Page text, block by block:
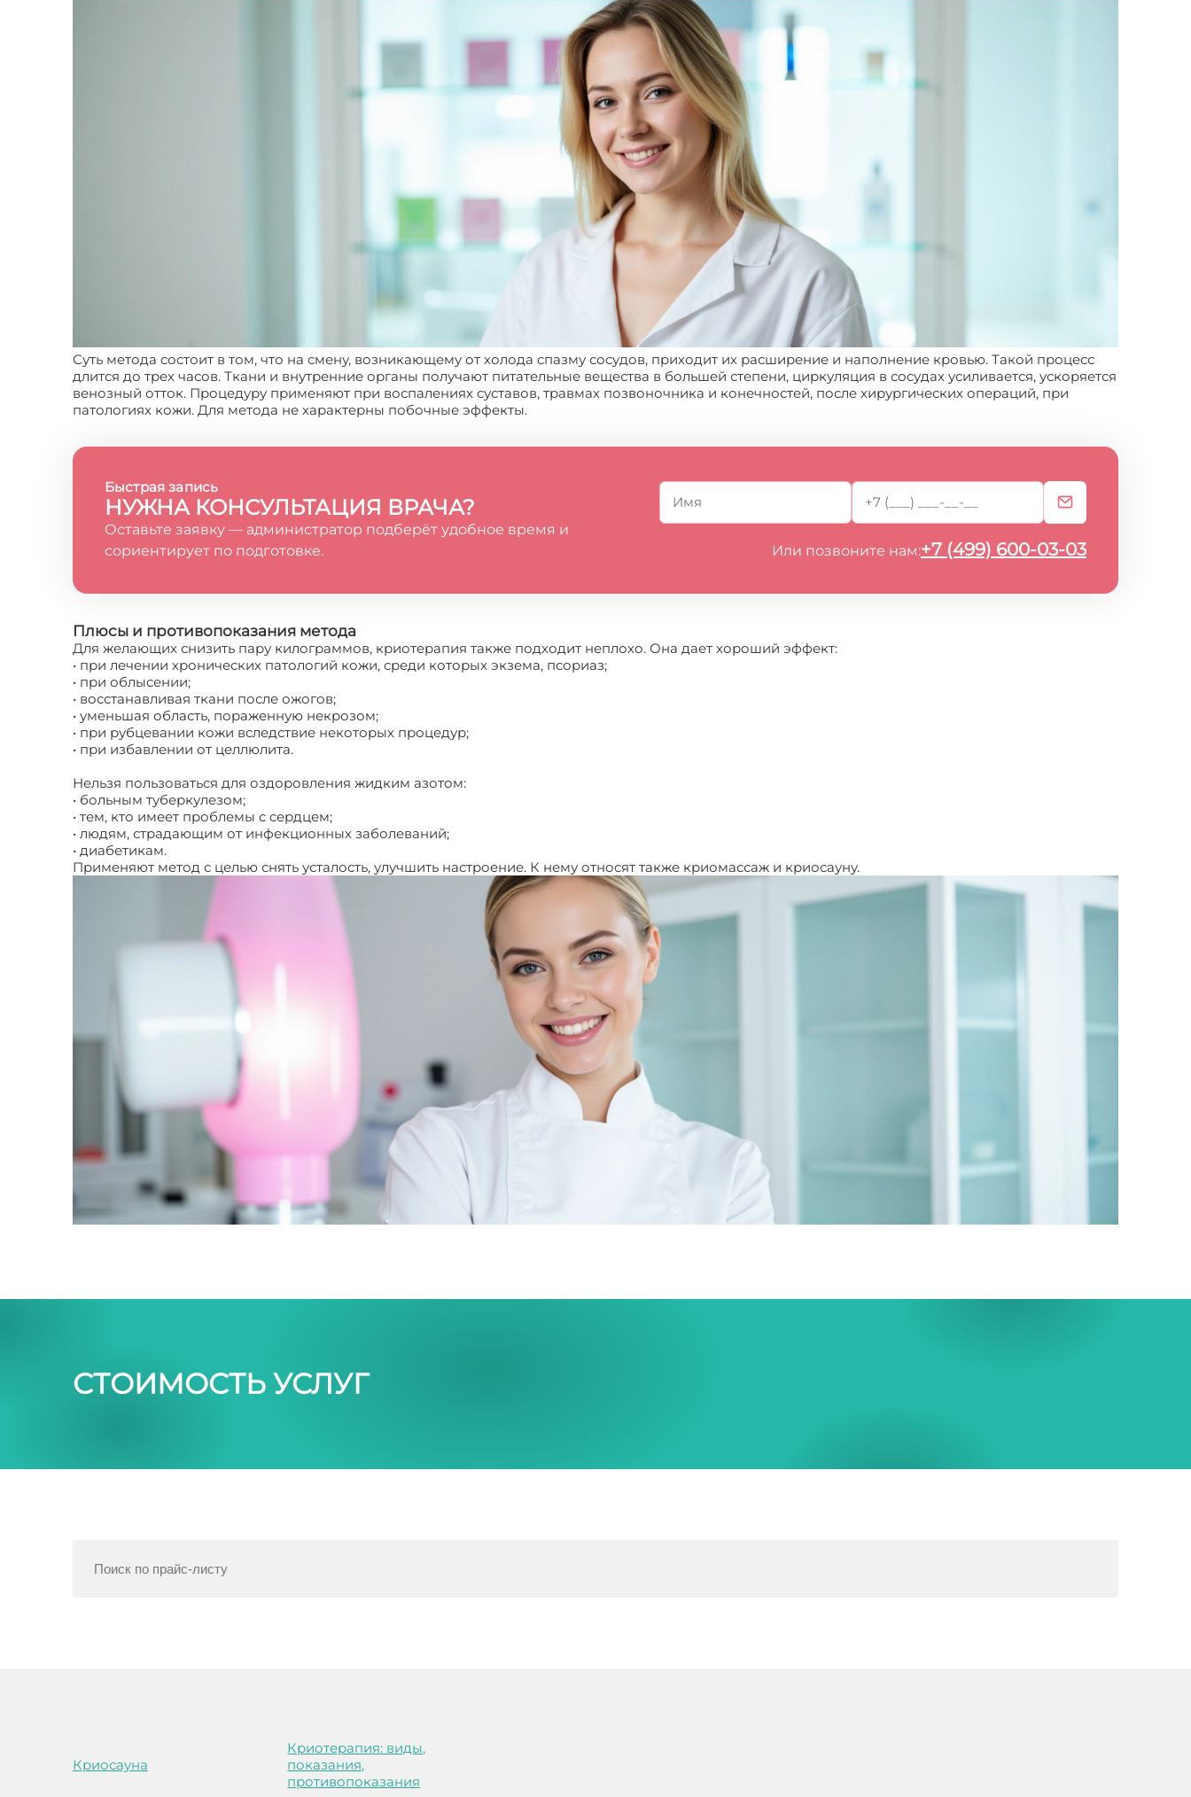
Суть метода состоит в том, что на смену, возникающему от холода спазму сосудов, приходит их расширение и наполнение кровью. Такой процесс
длится до трех часов. Ткани и внутренние органы получают питательные вещества в большей степени, циркуляция в сосудах усиливается, ускоряется
венозный отток. Процедуру применяют при воспалениях суставов, травмах позвоночника и конечностей, после хирургических операций, при
патологиях кожи. Для метода не характерны побочные эффекты.
Быстрая запись
НУЖНА КОНСУЛЬТАЦИЯ ВРАЧА?
Оставьте заявку — администратор подберёт удобное время и
сориентирует по подготовке.
Или позвоните нам:+7 (499) 600-03-03
Плюсы и противопоказания метода
Для желающих снизить пару килограммов, криотерапия также подходит неплохо. Она дает хороший эффект:
• при лечении хронических патологий кожи, среди которых экзема, псориаз;
• при облысении;
• восстанавливая ткани после ожогов;
• уменьшая область, пораженную некрозом;
• при рубцевании кожи вследствие некоторых процедур;
• при избавлении от целлюлита.
Нельзя пользоваться для оздоровления жидким азотом:
• больным туберкулезом;
• тем, кто имеет проблемы с сердцем;
• людям, страдающим от инфекционных заболеваний;
• диабетикам.
Применяют метод с целью снять усталость, улучшить настроение. К нему относят также криомассаж и криосауну.
СТОИМОСТЬ УСЛУГ
Криосауна
Криотерапия: виды,
показания,
противопоказания